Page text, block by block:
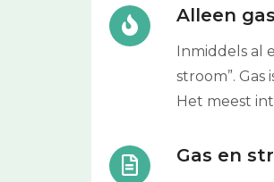
Alleen gas
Inmiddels al
stroom”.
Het meest
Gas en